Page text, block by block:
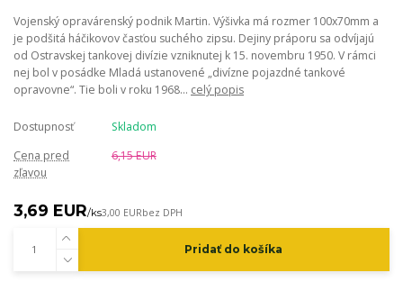
Vojenský opravárenský podnik Martin. Výšivka má rozmer 100x70mm a
je podšitá háčikovov časťou suchého zipsu. Dejiny práporu sa odvíjajú
od Ostravskej tankovej divízie vzniknutej k 15. novembru 1950. V rámci
nej bol v posádke Mladá ustanovené „divízne pojazdné tankové
opravovne“. Tie boli v roku 1968... celý popis
Dostupnosť
Skladom
Cena pred
zľavou
6,15 EUR
3,69 EUR/ks3,00 EURbez DPH
Pridať do košíka